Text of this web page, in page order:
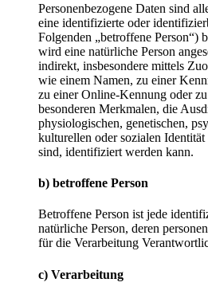
Personenbezogene Daten sind
eine identifizierte oder
Folgenden „betroffene Person“)
wird eine natürliche Person
indirekt, insbesondere mittels
wie einem Namen, zu einer
zu einer Online-Kennung oder
besonderen Merkmalen, die
physiologischen, genetischen,
kulturellen oder sozialen Identität
sind, identifiziert werden kann.
b) betroffene Person
Betroffene Person ist jede
natürliche Person, deren
für die Verarbeitung
c) Verarbeitung